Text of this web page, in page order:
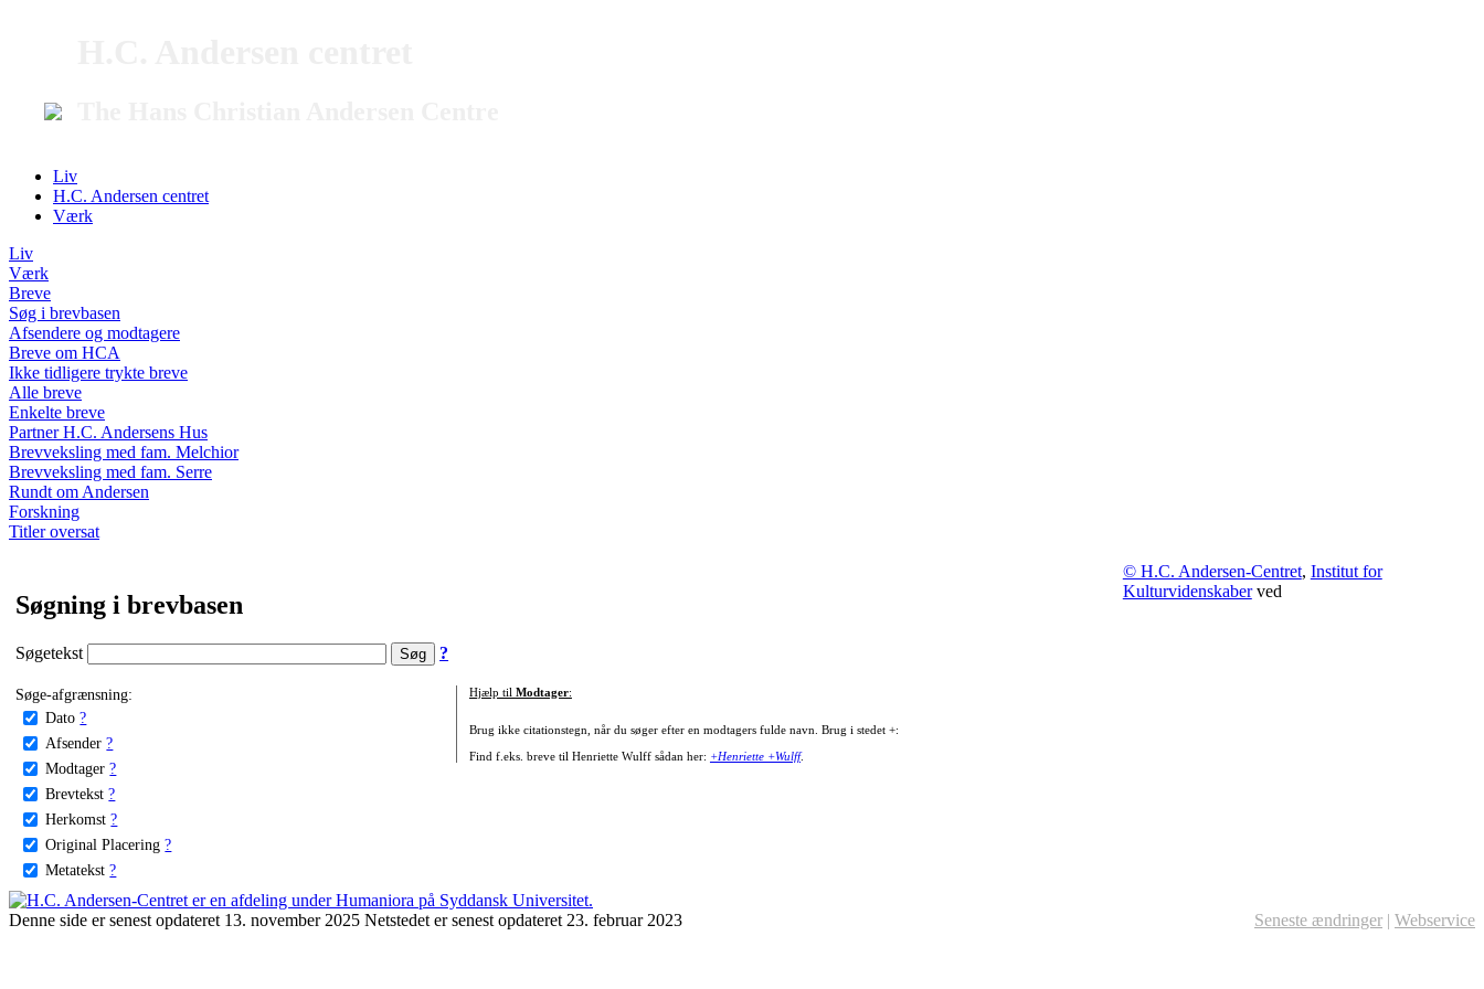
Liv
H.C. Andersen centret
Værk
Liv
Værk
Breve
Søg i brevbasen
Afsendere og modtagere
Breve om HCA
Ikke tidligere trykte breve
Alle breve
Enkelte breve
Partner H.C. Andersens Hus
Brevveksling med fam. Melchior
Brevveksling med fam. Serre
Rundt om Andersen
Forskning
Titler oversat
Søgning i brevbasen
Søgetekst ?
Søge-afgrænsning:
Dato ?
Afsender ?
Modtager ?
Brevtekst ?
Herkomst ?
Original Placering ?
Metatekst ?
Hjælp til Modtager:
Brug ikke citationstegn, når du søger efter en modtagers fulde navn. Brug i stedet +:
Find f.eks. breve til Henriette Wulff sådan her: +Henriette +Wulff.
© H.C. Andersen-Centret, Institut for
Kulturvidenskaberved
Denne side er senest opdateret 13. november 2025 Netstedet er senest opdateret 23. februar 2023 Seneste ændringer | Webservice